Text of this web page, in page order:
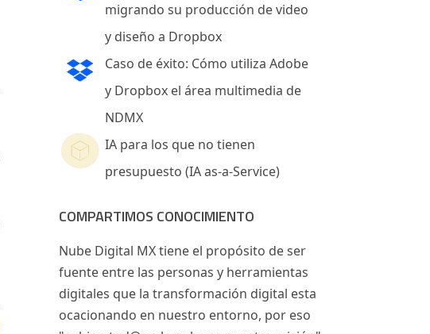
migrando su producción de video
y diseño a Dropbox
Caso de éxito: Cómo utiliza Adobe
y Dropbox el área multimedia de
NDMX
IA para los que no tienen
presupuesto (IA as-a-Service)
COMPARTIMOS CONOCIMIENTO
Nube Digital MX tiene el propósito de ser
fuente entre las personas y herramientas
digitales que la transformación digital esta
ocacionando en nuestro entorno, por eso